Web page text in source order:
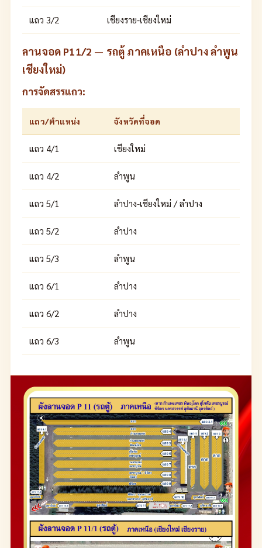
แถว 3/2 เชียงราย-เชียงใหม่
ลานจอด P11/2 — รถตู้ ภาคเหนือ (ลำปาง ลำพูน
เชียงใหม่)
การจัดสรรแถว:
แถว/ตำแหน่ง จังหวัดที่จอด
แถว 4/1 เชียงใหม่
แถว 4/2 ลำพูน
แถว 5/1 ลำปาง-เชียงใหม่ / ลำปาง
แถว 5/2 ลำปาง
แถว 5/3 ลำพูน
แถว 6/1 ลำปาง
แถว 6/2 ลำปาง
แถว 6/3 ลำพูน